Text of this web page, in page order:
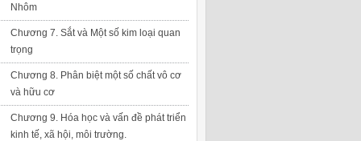
Nhôm
Chương 7. Sắt và Một số kim loại quan
trọng
Chương 8. Phân biệt một số chất vô cơ
và hữu cơ
Chương 9. Hóa học và vấn đề phát triển
kinh tế, xã hội, môi trường.